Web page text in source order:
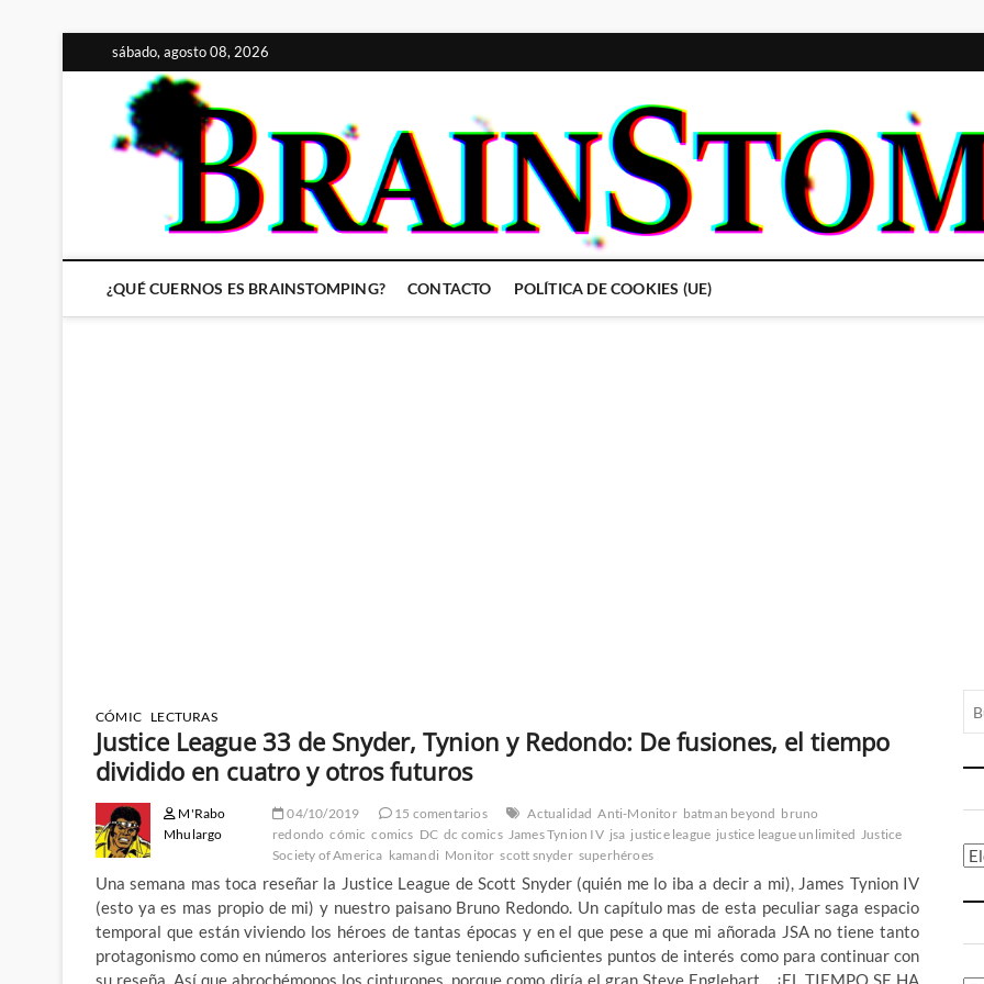
al
contenido
sábado, agosto 08, 2026
¿QUÉ CUERNOS ES BRAINSTOMPING? CONTACTO POLÍTICA DE COOKIES (UE)
CÓMIC LECTURAS
Justice League 33 de Snyder, Tynion y Redondo: De fusiones, el tiempo
dividido en cuatro y otros futuros
M'Rabo
Mhulargo
04/10/2019 15 comentarios Actualidad Anti-Monitor batman beyond bruno
redondo cómic comics DC dc comics James Tynion IV jsa justice league justice league unlimited Justice
Society of America kamandi Monitor scott snyder superhéroes
Una semana mas toca reseñar la Justice League de Scott Snyder (quién me lo iba a decir a mi), James Tynion IV
(esto ya es mas propio de mi) y nuestro paisano Bruno Redondo. Un capítulo mas de esta peculiar saga espacio
temporal que están viviendo los héroes de tantas épocas y en el que pese a que mi añorada JSA no tiene tanto
protagonismo como en números anteriores sigue teniendo suficientes puntos de interés como para continuar con